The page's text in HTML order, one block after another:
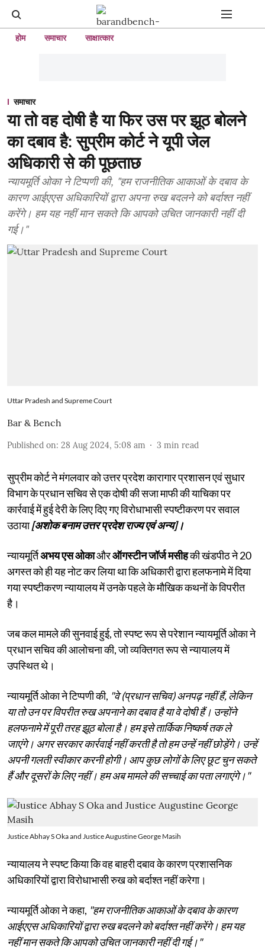
होम समाचार साक्षात्कार
समाचार
या तो वह दोषी है या फिर उस पर झूठ बोलने
का दबाव है: सुप्रीम कोर्ट ने यूपी जेल
अधिकारी से की पूछताछ
न्यायमूर्ति ओका ने टिप्पणी की, "हम राजनीतिक आकाओं के दबाव के
कारण आईएएस अधिकारियों द्वारा अपना रुख बदलने को बर्दाश्त नहीं
करेंगे। हम यह नहीं मान सकते कि आपको उचित जानकारी नहीं दी
गई।"
Uttar Pradesh and Supreme Court
Bar & Bench
Published on: 28 Aug 2024, 5:08 am 3 min read
सुप्रीम कोर्ट ने मंगलवार को उत्तर प्रदेश कारागार प्रशासन एवं सुधार
विभाग के प्रधान सचिव से एक दोषी की सजा माफी की याचिका पर
कार्रवाई में हुई देरी के लिए दिए गए विरोधाभासी स्पष्टीकरण पर सवाल
उठाया[अशोक बनाम उत्तर प्रदेश राज्य एवं अन्य]।
न्यायमूर्तिअभय एस ओकाऔरऑगस्टीन जॉर्ज मसीहकी खंडपीठ ने 20
अगस्त को ही यह नोट कर लिया था कि अधिकारी द्वारा हलफनामे में दिया
गया स्पष्टीकरण न्यायालय में उनके पहले के मौखिक कथनों के विपरीत
है।
जब कल मामले की सुनवाई हुई, तो स्पष्ट रूप से परेशान न्यायमूर्ति ओका ने
प्रधान सचिव की आलोचना की, जो व्यक्तिगत रूप से न्यायालय में
उपस्थित थे।
न्यायमूर्ति ओका ने टिप्पणी की, "वे (प्रधान सचिव) अनपढ़ नहीं हैं, लेकिन
या तो उन पर विपरीत रुख अपनाने का दबाव है या वे दोषी हैं। उन्होंने
हलफनामे में पूरी तरह झूठ बोला है। हम इसे तार्किक निष्कर्ष तक ले
जाएंगे। अगर सरकार कार्रवाई नहीं करती है तो हम उन्हें नहीं छोड़ेंगे। उन्हें
अपनी गलती स्वीकार करनी होगी। आप कुछ लोगों के लिए छूट चुन सकते
हैं और दूसरों के लिए नहीं। हम अब मामले की सच्चाई का पता लगाएंगे।"
Justice Abhay S Oka and Justice Augustine George Masih
न्यायालय ने स्पष्ट किया कि वह बाहरी दबाव के कारण प्रशासनिक
अधिकारियों द्वारा विरोधाभासी रुख को बर्दाश्त नहीं करेगा।
न्यायमूर्ति ओका ने कहा, "हम राजनीतिक आकाओं के दबाव के कारण
आईएएस अधिकारियों द्वारा रुख बदलने को बर्दाश्त नहीं करेंगे। हम यह
नहीं मान सकते कि आपको उचित जानकारी नहीं दी गई।"